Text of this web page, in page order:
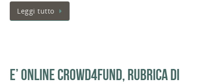
Leggi tutto
E’ online Crowd4Fund, rubrica di